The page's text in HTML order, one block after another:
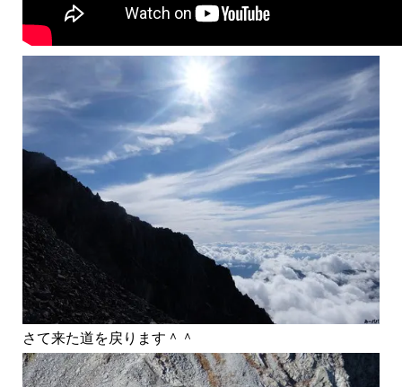
さて来た道を戻ります＾＾